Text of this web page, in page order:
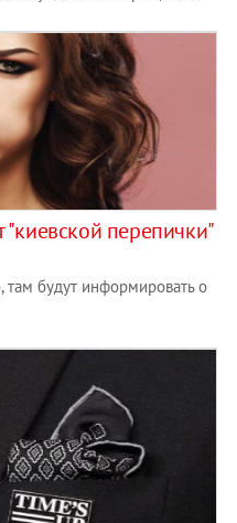
перепички"
там будут информировать о